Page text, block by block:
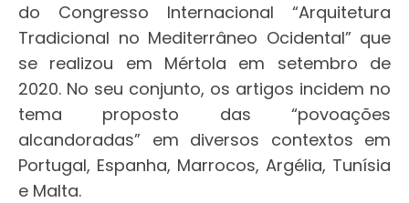
do Congresso Internacional “Arquitetura
Tradicional no Mediterrâneo Ocidental” que
se realizou em Mértola em setembro de
2020. No seu conjunto, os artigos incidem no
tema proposto das “povoações
alcandoradas” em diversos contextos em
Portugal, Espanha, Marrocos, Argélia, Tunísia
e Malta.